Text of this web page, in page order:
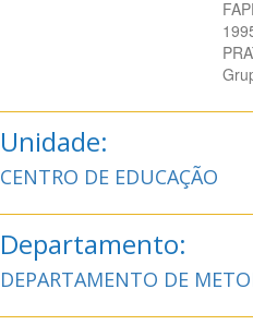
Unidade:
CENTRO DE EDUCAÇÃO
Departamento:
DEPARTAMENTO DE